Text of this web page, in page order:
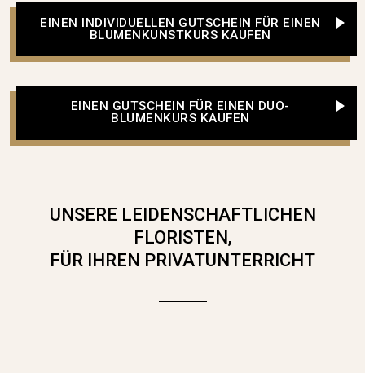
EINEN INDIVIDUELLEN GUTSCHEIN FÜR EINEN
BLUMENKUNSTKURS KAUFEN
EINEN GUTSCHEIN FÜR EINEN DUO-
BLUMENKURS KAUFEN
UNSERE LEIDENSCHAFTLICHEN
FLORISTEN,
FÜR IHREN PRIVATUNTERRICHT